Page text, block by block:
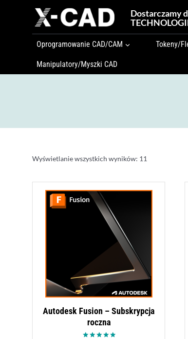
Dostarczamy
Oprogramowanie CAD/CAM Tokeny/
Manipulatory/Myszki CAD
Wyświetlanie wszystkich wyników: 11
Autodesk Fusion – Subskrypcja
roczna